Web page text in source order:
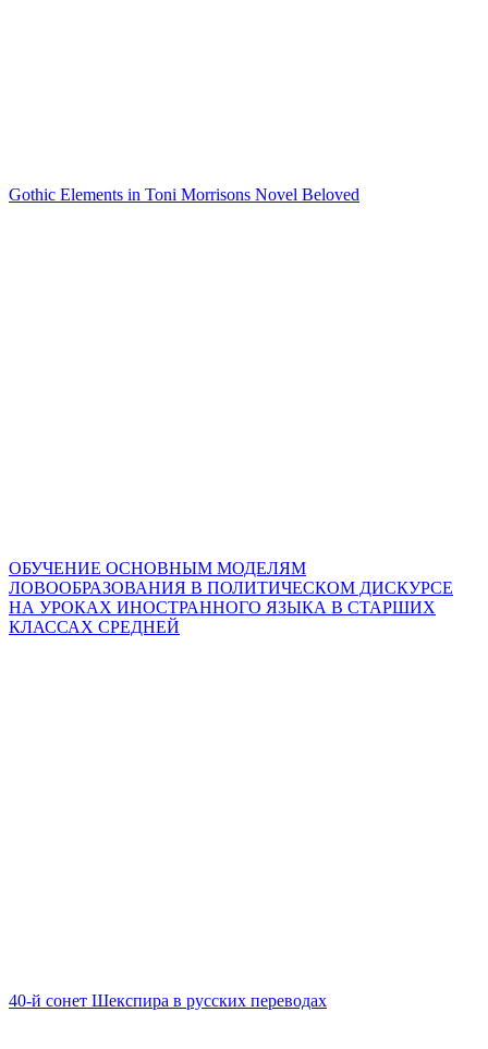
Gothic Elements in Toni Morrisons Novel Beloved
ОБУЧЕНИЕ ОСНОВНЫМ МОДЕЛЯМ
ЛОВООБРАЗОВАНИЯ В ПОЛИТИЧЕСКОМ ДИСКУРСЕ
НА УРОКАХ ИНОСТРАННОГО ЯЗЫКА В СТАРШИХ
КЛАССАХ СРЕДНЕЙ
40-й сонет Шекспира в русских переводах